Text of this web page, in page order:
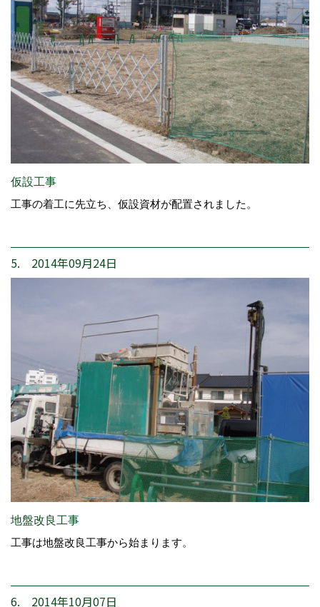
仮設工事
工事の着工に先立ち、仮設資材が配置されました。
5. 2014年09月24日
地盤改良工事
工事は地盤改良工事から始まります。
6. 2014年10月07日